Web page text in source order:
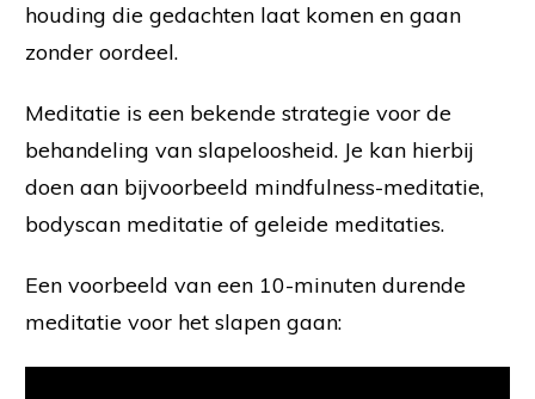
houding die gedachten laat komen en gaan
zonder oordeel.
Meditatie is een bekende strategie voor de
behandeling van slapeloosheid. Je kan hierbij
doen aan bijvoorbeeld mindfulness-meditatie,
bodyscan meditatie of geleide meditaties.
Een voorbeeld van een 10-minuten durende
meditatie voor het slapen gaan: